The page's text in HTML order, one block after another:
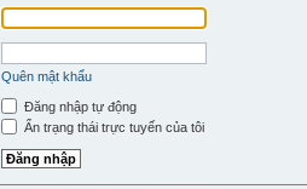
Quên mật khẩu
Đăng nhập tự động
Ẩn trạng thái trực tuyến của tôi